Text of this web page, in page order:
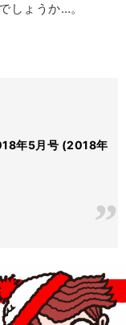
しょうか…。
年5月号 (2018年